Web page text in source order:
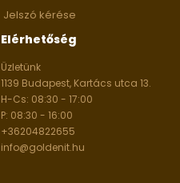
Jelszó kérése
Elérhetőség
Üzletünk
1139 Budapest, Kartács utca 13.
H-Cs: 08:30 - 17:00
P: 08:30 - 16:00
+36204822655
info@goldenit.hu